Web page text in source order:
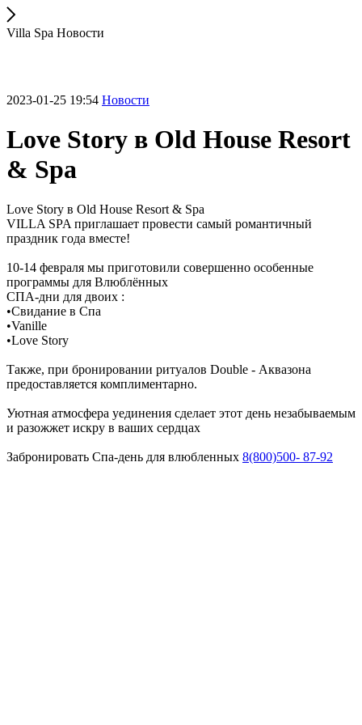
Villa Spa Новости
2023-01-25 19:54 Новости
Love Story в Old House Resort
& Spa
Love Story в Old House Resort & Spa
VILLA SPA приглашает провести самый романтичный
праздник года вместе!
10-14 февраля мы приготовили совершенно особенные
программы для Влюблённых
СПА-дни для двоих :
•Свидание в Спа
•Vanille
•Love Story
Также, при бронировании ритуалов Double - Аквазона
предоставляется комплиментарно.
Уютная атмосфера уединения сделает этот день незабываемым
и разожжет искру в ваших сердцах
Забронировать Спа-день для влюбленных 8(800)500- 87-92